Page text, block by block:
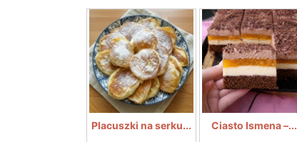
Placuszki na serku... Ciasto Ismena –...